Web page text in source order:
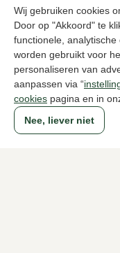
Wij gebruiken cookies
Door op "Akkoord" te
functionele,
worden gebruikt voor
personaliseren van
aanpassen via “
cookies pagina en in
Nee, liever niet
149,9590,00
Sinds 1983 een